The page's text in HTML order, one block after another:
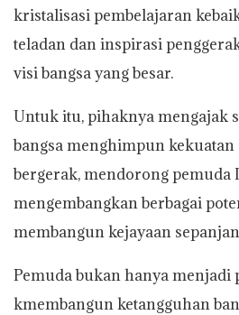
kristalisasi pembelajaran
teladan dan inspirasi
visi bangsa yang besar.
Untuk itu, pihaknya mengajak
bangsa menghimpun
bergerak, mendorong pemuda
mengembangkan berbagai
membangun kejayaan
Pemuda bukan hanya menjadi
kmembangun ketangguhan